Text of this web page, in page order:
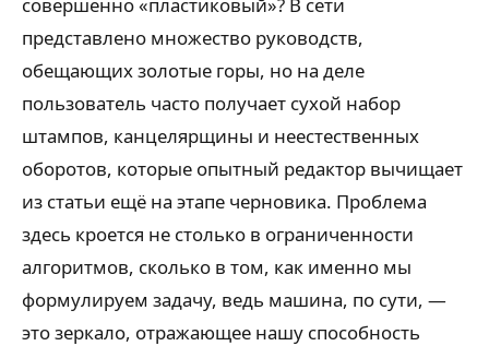
представлено множество руководств,
обещающих золотые горы, но на деле
пользователь часто получает сухой набор
штампов, канцелярщины и неестественных
оборотов, которые опытный редактор вычищает
из статьи ещё на этапе черновика. Проблема
здесь кроется не столько в ограниченности
алгоритмов, сколько в том, как именно мы
формулируем задачу, ведь машина, по сути, —
это зеркало, отражающее нашу способность